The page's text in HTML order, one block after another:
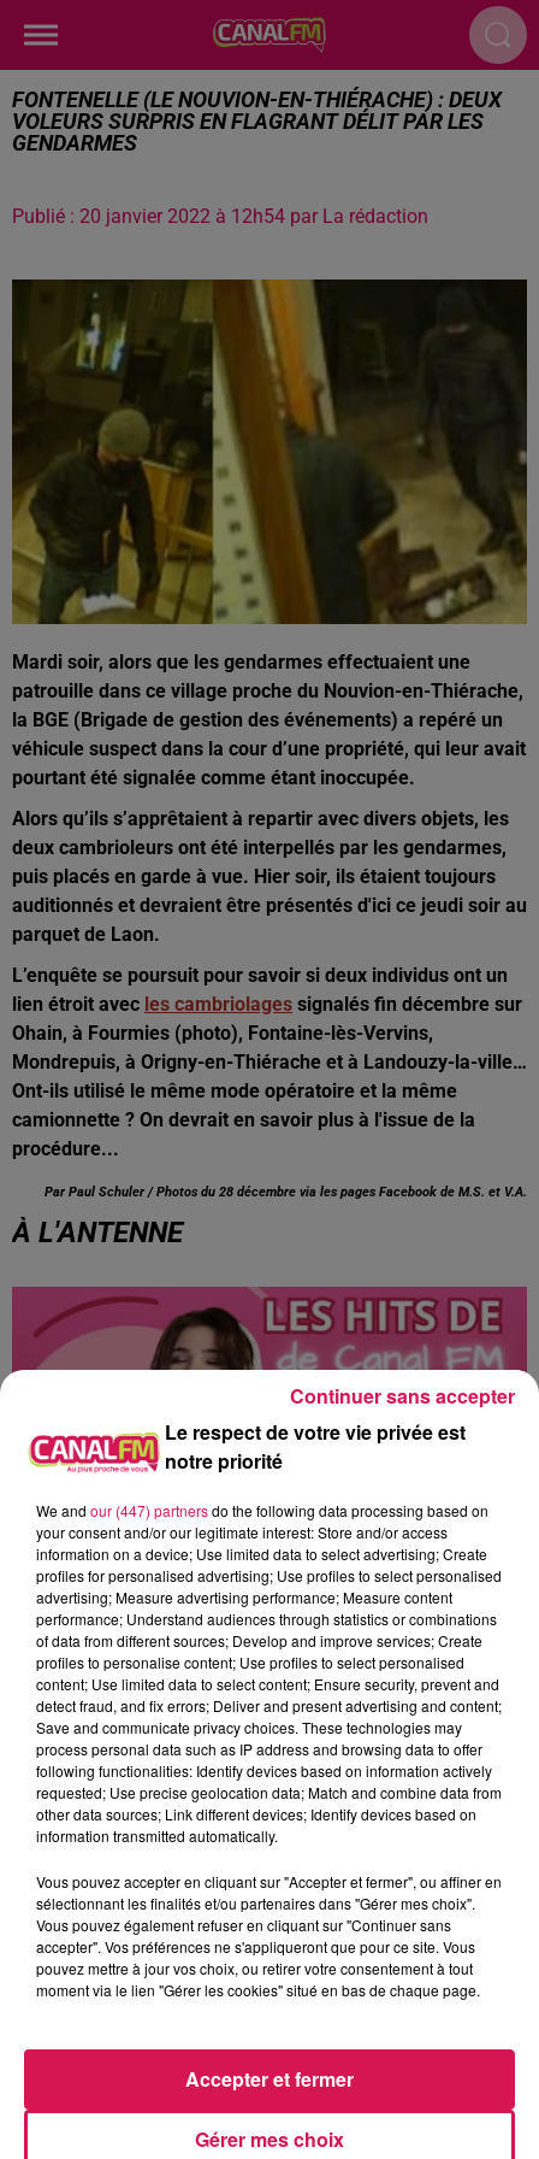
FONTENELLE (LE NOUVION-EN-THIÉRACHE) : DEUX
VOLEURS SURPRIS EN FLAGRANT DÉLIT PAR LES
GENDARMES
Publié : 20 janvier 2022 à 12h54 par La rédaction
Mardi soir, alors que les gendarmes effectuaient une
patrouille dans ce village proche du Nouvion-en-Thiérache,
la BGE (Brigade de gestion des événements) a repéré un
véhicule suspect dans la cour d’une propriété, qui leur avait
pourtant été signalée comme étant inoccupée.
Alors qu’ils s’apprêtaient à repartir avec divers objets, les
deux cambrioleurs ont été interpellés par les gendarmes,
puis placés en garde à vue. Hier soir, ils étaient toujours
auditionnés et devraient être présentés d'ici ce jeudi soir au
parquet de Laon.
L’enquête se poursuit pour savoir si deux individus ont un
lien étroit avec les cambriolages signalés fin décembre sur
Ohain, à Fourmies (photo), Fontaine-lès-Vervins,
Mondrepuis, à Origny-en-Thiérache et à Landouzy-la-ville…
Ont-ils utilisé le même mode opératoire et la même
camionnette ? On devrait en savoir plus à l'issue de la
procédure...
Par Paul Schuler / Photos du 28 décembre via les pages Facebook de M.S. et V.A.
À L'ANTENNE
13h00 - 16h00
Les hits de Canal FM
15h57
15h57
RIVIERA
She Doesn't Mind
15h53
15h53
BLACK M
Sur Ma Route
15h50
15h50
BEBE REXHA
Sad Girls
LES ARTICLES LES PLUS CONSULTÉS
D'ORAGES CE LUNDI EN
Le respect de votre vie privée est
notre priorité
We and our (447) partnersdo the following data processing based on
your consent and/or our legitimate interest: Store and/or access
information on a device; Use limited data to select advertising; Create
profiles for personalised advertising; Use profiles to select personalised
advertising; Measure advertising performance; Measure content
performance; Understand audiences through statistics or combinations
of data from different sources; Develop and improve services; Create
profiles to personalise content; Use profiles to select personalised
content; Use limited data to select content; Ensure security, prevent and
detect fraud, and fix errors; Deliver and present advertising and content;
Save and communicate privacy choices. These technologies may
process personal data such as IP address and browsing data to offer
following functionalities: Identify devices based on information actively
requested; Use precise geolocation data; Match and combine data from
other data sources; Link different devices; Identify devices based on
information transmitted automatically.
Vous pouvez accepter en cliquant sur "Accepter et fermer", ou affiner en
sélectionnant les finalités et/ou partenaires dans "Gérer mes choix".
Vous pouvez également refuser en cliquant sur "Continuer sans
accepter". Vos préférences ne s'appliqueront que pour ce site. Vous
pouvez mettre à jour vos choix, ou retirer votre consentement à tout
moment via le lien "Gérer les cookies" situé en bas de chaque page.
Gérer mes choix
Accepter et fermer
Continuer sans accepter